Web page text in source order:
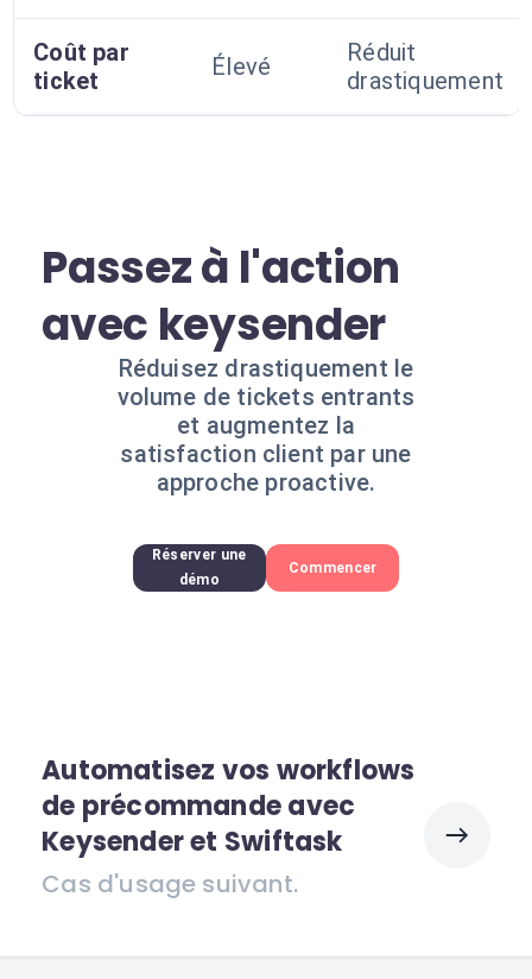
Coût par
ticket
Élevé
Réduit
drastiquement
Passez à l'action
avec keysender
Réduisez drastiquement le
volume de tickets entrants
et augmentez la
satisfaction client par une
approche proactive.
Réserver une
démo
Commencer
Automatisez vos workflows
de précommande avec
Keysender et Swiftask
Cas d'usage suivant.